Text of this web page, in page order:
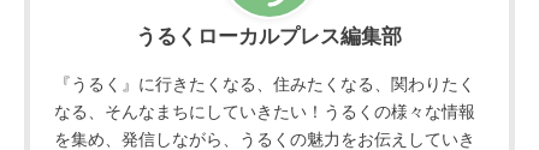
うるくローカルプレス編集部
『うるく』に行きたくなる、住みたくなる、関わりたく
なる、そんなまちにしていきたい！うるくの様々な情報
を集め、発信しながら、うるくの魅力をお伝えしていき